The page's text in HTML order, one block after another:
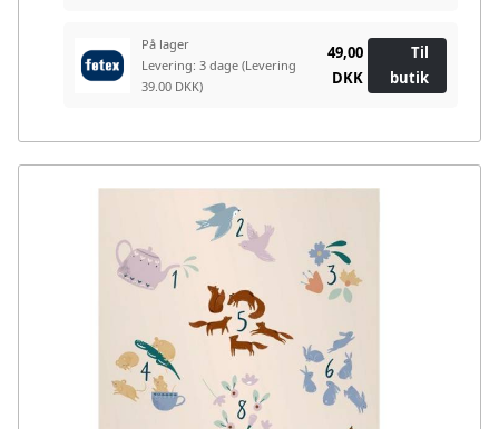
På lager
Levering: 3 dage (Levering
39.00 DKK)
49,00
DKK
Til
butik